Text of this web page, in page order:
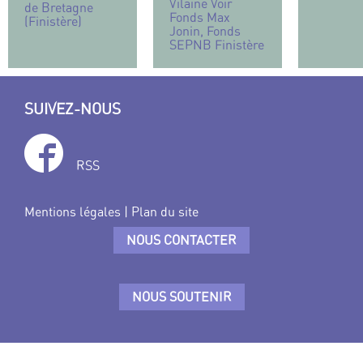
de Bretagne
(Finistère)
Vilaine Voir
Fonds Max
Jonin, Fonds
SEPNB Finistère
SUIVEZ-NOUS
RSS
Mentions légales | Plan du site
NOUS CONTACTER
NOUS SOUTENIR